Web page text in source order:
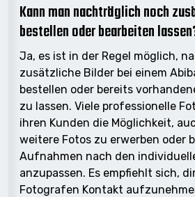
Kann man nachträglich noch
bestellen oder bearbeiten
Ja, es ist in der Regel möglich,
zusätzliche Bilder bei einem
bestellen oder bereits
zu lassen. Viele professionelle
ihren Kunden die Möglichkeit,
weitere Fotos zu erwerben oder
Aufnahmen nach den
anzupassen. Es empfiehlt sich,
Fotografen Kontakt